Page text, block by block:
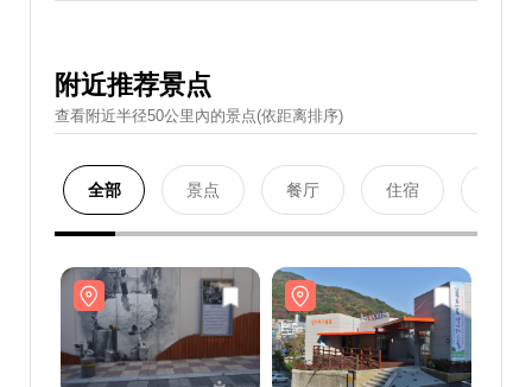
附近推荐景点
查看附近半径50公里內的景点(依距离排序)
全部 景点 餐厅 住宿